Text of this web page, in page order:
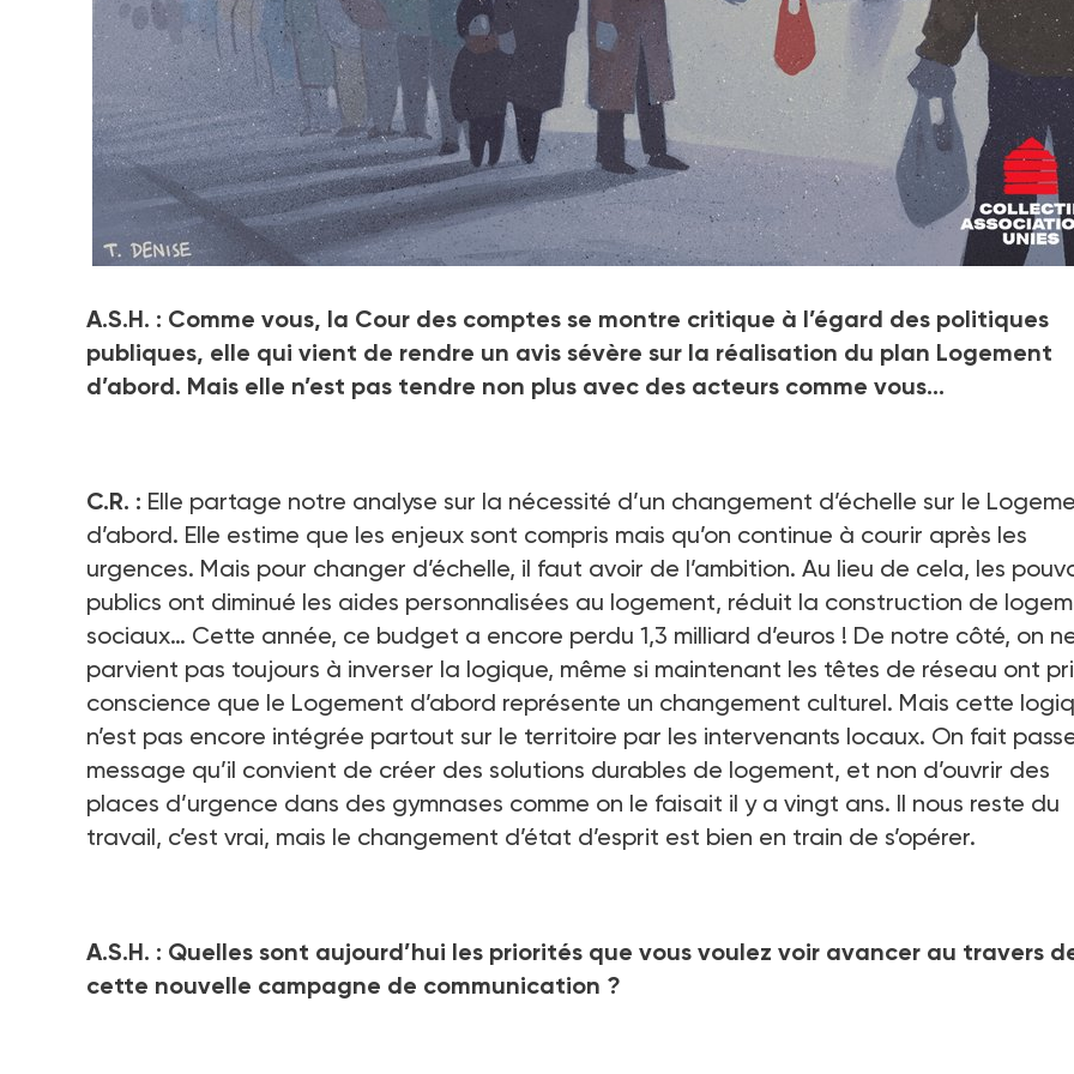
A.S.H. : Comme vous, la Cour des comptes se montre critique à l’égard des politiques
publiques, elle qui vient de rendre un avis sévère sur la réalisation du plan Logement
d’abord. Mais elle n’est pas tendre non plus avec des acteurs comme vous…
C.R. : Elle partage notre analyse sur la nécessité d’un changement d’échelle sur le
d’abord. Elle estime que les enjeux sont compris mais qu’on continue à courir après les
urgences. Mais pour changer d’échelle, il faut avoir de l’ambition. Au lieu de cela, les
publics ont diminué les aides personnalisées au logement, réduit la construction de
sociaux… Cette année, ce budget a encore perdu 1,3 milliard d’euros ! De notre côté, on
parvient pas toujours à inverser la logique, même si maintenant les têtes de réseau ont
conscience que le Logement d’abord représente un changement culturel. Mais cette
n’est pas encore intégrée partout sur le territoire par les intervenants locaux. On fait
message qu’il convient de créer des solutions durables de logement, et non d’ouvrir des
places d’urgence dans des gymnases comme on le faisait il y a vingt ans. Il nous reste du
travail, c’est vrai, mais le changement d’état d’esprit est bien en train de s’opérer.
A.S.H. : Quelles sont aujourd’hui les priorités que vous voulez voir avancer au travers
cette nouvelle campagne de communication ?